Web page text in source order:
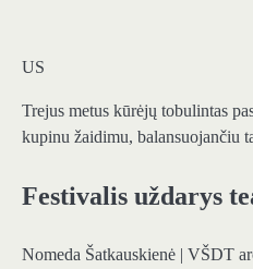
US
Trejus metus kūrėjų tobulintas
kupinu žaidimu, balansuojančiu
Festivalis uždarys
Nomeda Šatkauskienė | VŠDT